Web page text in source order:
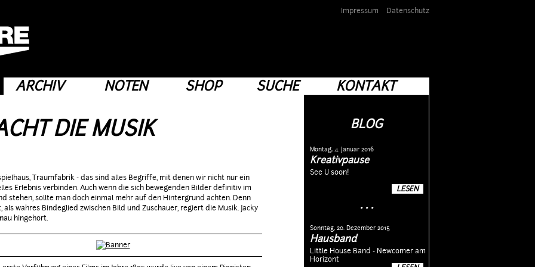
Impressum Datenschutz
ARCHIV NOTEN SHOP SUCHE KONTAKT
DIE MUSIK
Traumfabrik - das sind alles Begriffe, mit denen wir nicht nur ein
Erlebnis verbinden. Auch wenn die sich bewegenden Bilder definitiv im
stehen, sollte man doch einmal mehr auf den Hintergrund achten. Denn
als wahres Bindeglied zwischen Bild und Zuschauer, regiert die Musik. Jacky
hingehört.
BLOG
Montag, 4. Januar 2016
Kreativpause
See U soon!
LESEN
. . .
Sonntag, 20. Dezember 2015
Hausband
Little House Band - Newcomer am
Horizont